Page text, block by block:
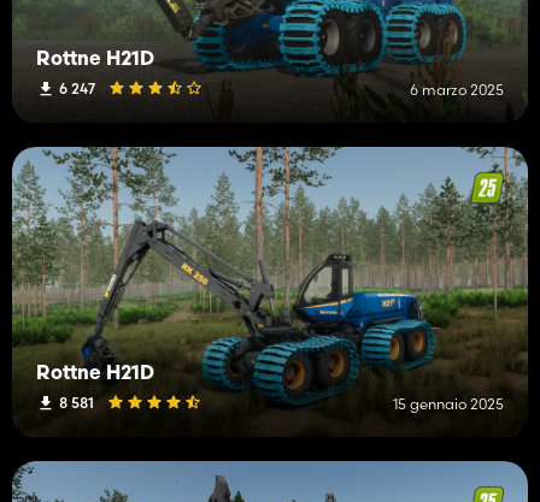
Rottne H21D
6 247 6 marzo 2025
Rottne H21D
8 581 15 gennaio 2025